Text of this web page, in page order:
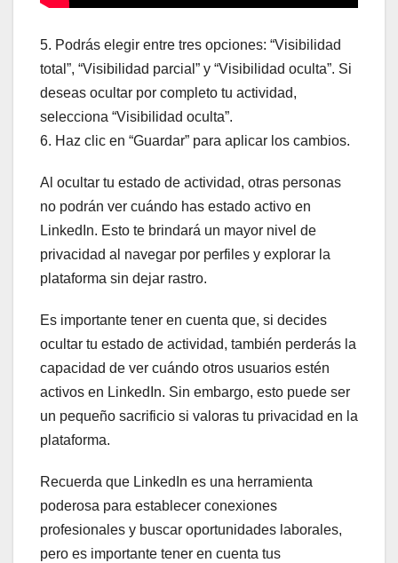
5. Podrás elegir entre tres opciones: “Visibilidad
total”, “Visibilidad parcial” y “Visibilidad oculta”. Si
deseas ocultar por completo tu actividad,
selecciona “Visibilidad oculta”.
6. Haz clic en “Guardar” para aplicar los cambios.
Al ocultar tu estado de actividad, otras personas
no podrán ver cuándo has estado activo en
LinkedIn. Esto te brindará un mayor nivel de
privacidad al navegar por perfiles y explorar la
plataforma sin dejar rastro.
Es importante tener en cuenta que, si decides
ocultar tu estado de actividad, también perderás la
capacidad de ver cuándo otros usuarios estén
activos en LinkedIn. Sin embargo, esto puede ser
un pequeño sacrificio si valoras tu privacidad en la
plataforma.
Recuerda que LinkedIn es una herramienta
poderosa para establecer conexiones
profesionales y buscar oportunidades laborales,
pero es importante tener en cuenta tus